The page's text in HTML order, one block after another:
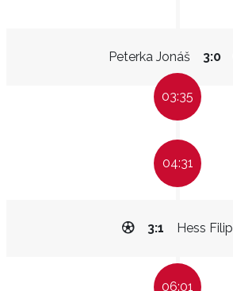
Peterka Jonáš 3:0
03:35
04:31
Hess Filip
3:1
06:01